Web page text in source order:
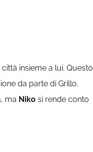
insieme a lui. Questo
da parte di Grillo.
ma Niko si rende conto